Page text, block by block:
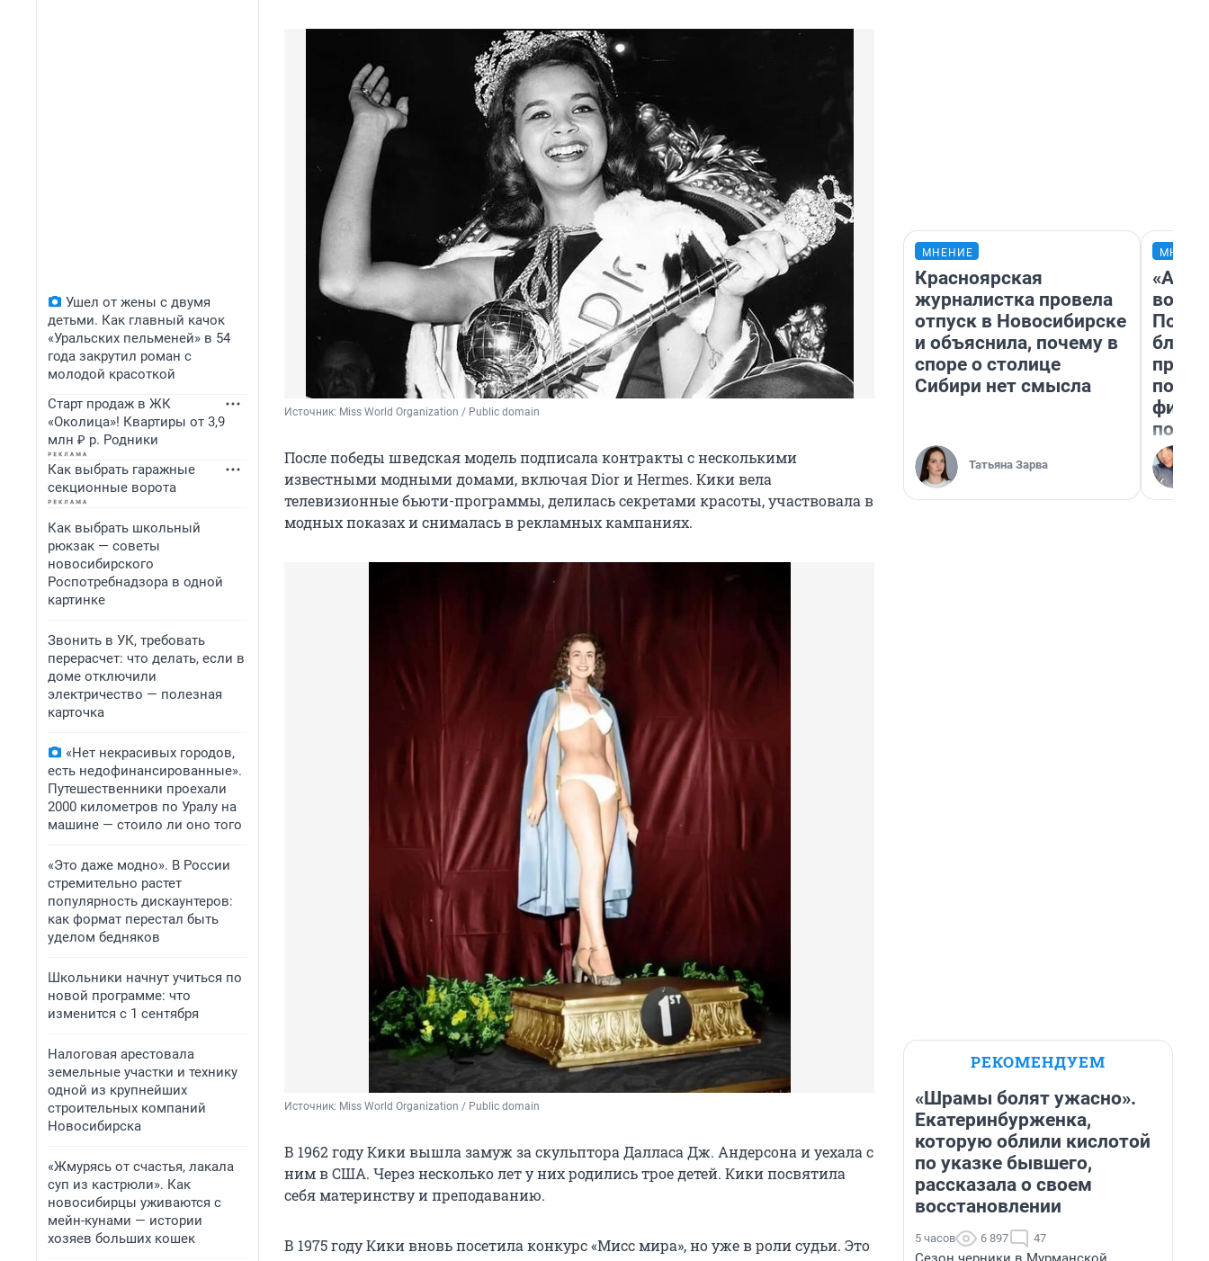
Ушел от жены с двумя
детьми. Как главный качок
«Уральских пельменей» в 54
года закрутил роман с
молодой красоткой
Старт продаж в ЖК
«Околица»! Квартиры от 3,9
млн ₽ р. Родники
Как выбрать гаражные
секционные ворота
Как выбрать школьный
рюкзак — советы
новосибирского
Роспотребнадзора в одной
картинке
Звонить в УК, требовать
перерасчет: что делать, если в
доме отключили
электричество — полезная
карточка
«Нет некрасивых городов,
есть недофинансированные».
Путешественники проехали
2000 километров по Уралу на
машине — стоило ли оно того
«Это даже модно». В России
стремительно растет
популярность дискаунтеров:
как формат перестал быть
уделом бедняков
Школьники начнут учиться по
новой программе: что
изменится с 1 сентября
Налоговая арестовала
земельные участки и технику
одной из крупнейших
строительных компаний
Новосибирска
«Жмурясь от счастья, лакала
суп из кастрюли». Как
новосибирцы уживаются с
мейн-кунами — истории
хозяев больших кошек
Источник: Miss World Organization / Public domain
После победы шведская модель подписала контракты с несколькими
известными модными домами, включая Dior и Hermes. Кики вела
телевизионные бьюти-программы, делилась секретами красоты, участвовала в
модных показах и снималась в рекламных кампаниях.
Источник: Miss World Organization / Public domain
В 1962 году Кики вышла замуж за скульптора Далласа Дж. Андерсона и уехала с
ним в США. Через несколько лет у них родились трое детей. Кики посвятила
себя материнству и преподаванию.
В 1975 году Кики вновь посетила конкурс «Мисс мира», но уже в роли судьи. Это
МНЕНИЕ
Красноярская
журналистка провела
отпуск в Новосибирске
и объяснила, почему в
споре о столице
Сибири нет смысла
Татьяна Зарва
вот
РЕКОМЕНДУЕМ
«Шрамы болят ужасно».
Екатеринбурженка,
которую облили кислотой
по указке бывшего,
рассказала о своем
восстановлении
5 часов 6 897 47